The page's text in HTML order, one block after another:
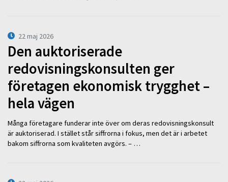
22 maj 2026
Den auktoriserade
redovisningskonsulten ger
företagen ekonomisk trygghet –
hela vägen
Många företagare funderar inte över om deras redovisningskonsult
är auktoriserad. I stället står siffrorna i fokus, men det är i arbetet
bakom siffrorna som kvaliteten avgörs. – …